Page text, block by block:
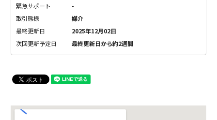
緊急サポート
-
取引態様
媒介
最終更新日
2025年12月02日
次回更新予定日
最終更新日から約2週間